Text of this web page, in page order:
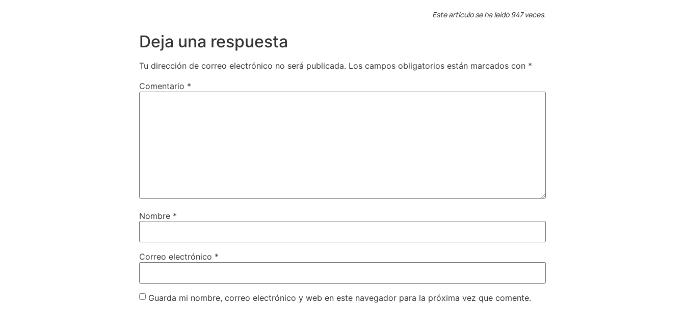
Este artículo se ha leído 947 veces.
Deja una respuesta
Tu dirección de correo electrónico no será publicada. Los campos obligatorios están marcados con *
Comentario *
Nombre *
Correo electrónico *
Guarda mi nombre, correo electrónico y web en este navegador para la próxima vez que comente.